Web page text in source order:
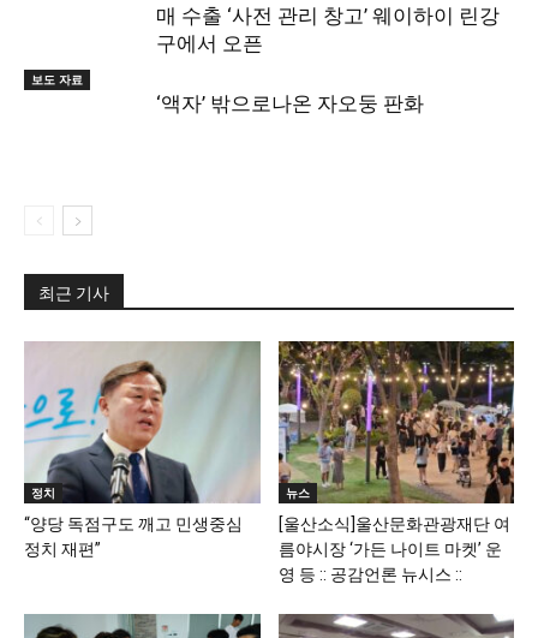
매 수출 ‘사전 관리 창고’ 웨이하이 린강
구에서 오픈
보도 자료
‘액자’ 밖으로나온 자오둥 판화
최근 기사
정치
“양당 독점구도 깨고 민생중심
정치 재편”
뉴스
[울산소식]울산문화관광재단 여
름야시장 ‘가든 나이트 마켓’ 운
영 등 :: 공감언론 뉴시스 ::